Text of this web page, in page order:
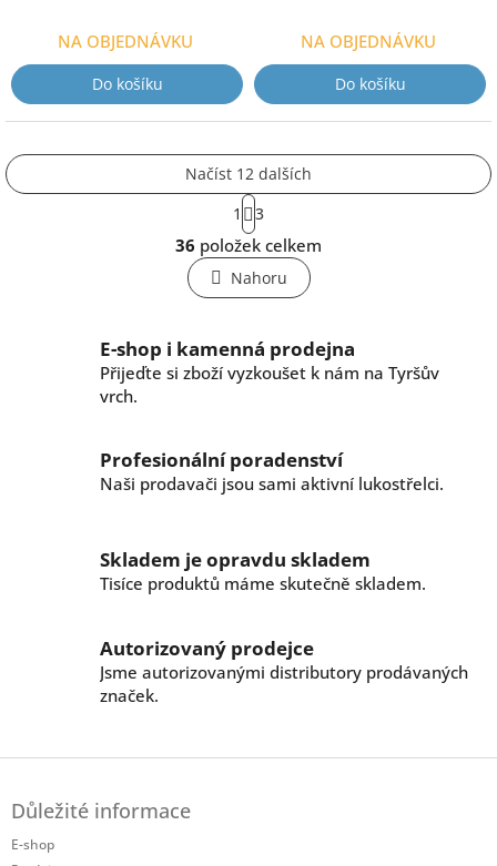
NA OBJEDNÁVKU
Do košíku
NA OBJEDNÁVKU
Do košíku
O
v
l
á
a
c
í
k
y
p
i
s
Načíst 12 dalších
S
t
r
á
n
k
á
n
1 3
36 položek celkem
Nahoru
E-shop i kamenná prodejna
Přijeďte si zboží vyzkoušet k nám na Tyršův
vrch.
Profesionální poradenství
Naši prodavači jsou sami aktivní lukostřelci.
Skladem je opravdu skladem
Tisíce produktů máme skutečně skladem.
Autorizovaný prodejce
Jsme autorizovanými distributory prodávaných
značek.
Z
Důležité informace
E-shop